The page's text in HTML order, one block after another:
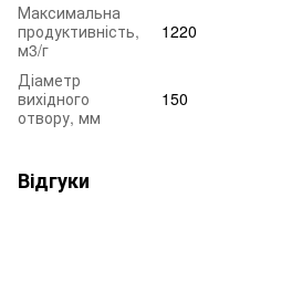
Максимальна
продуктивність,
м3/г
1220
Діаметр
вихідного
отвору, мм
150
Відгуки